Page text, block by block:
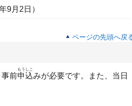
9月2日）
ページの先頭へ戻
事前申込
もうしこ
みが必要です。また、当日